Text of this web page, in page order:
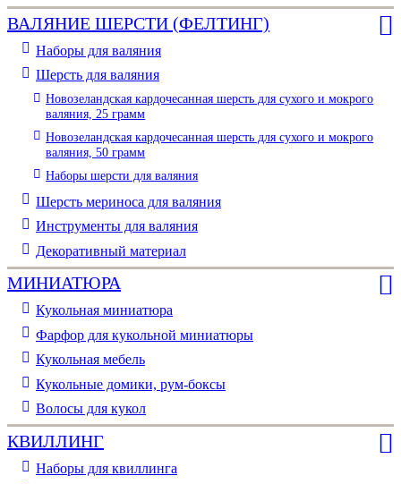
ВАЛЯНИЕ ШЕРСТИ (ФЕЛТИНГ)
Наборы для валяния
Шерсть для валяния
Новозеландская кардочесанная шерсть для сухого и мокрого
валяния, 25 грамм
Новозеландская кардочесанная шерсть для сухого и мокрого
валяния, 50 грамм
Наборы шерсти для валяния
Шерсть мериноса для валяния
Инструменты для валяния
Декоративный материал
МИНИАТЮРА
Кукольная миниатюра
Фарфор для кукольной миниатюры
Кукольная мебель
Кукольные домики, рум-боксы
Волосы для кукол
КВИЛЛИНГ
Наборы для квиллинга